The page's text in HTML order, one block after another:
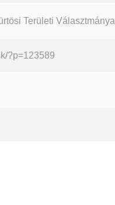
Területi Választmánya
?p=123589